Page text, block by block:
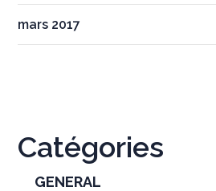
mars 2017
Catégories
GENERAL